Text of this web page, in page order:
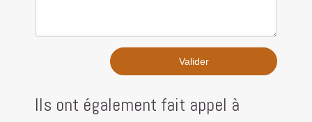
Valider
Ils ont également fait appel à